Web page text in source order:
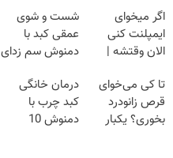
اگر میخوای
ایمپلنت کنی
الان وقتشه |
میلیون تومان!!!
شست و شوی
عمقی کبد با
دمنوش سم زدای
تا کی می‌خوای
قرص زانودرد
بخوری؟ یکبار
درمان خانگی
کبد چرب با
دمنوش 10